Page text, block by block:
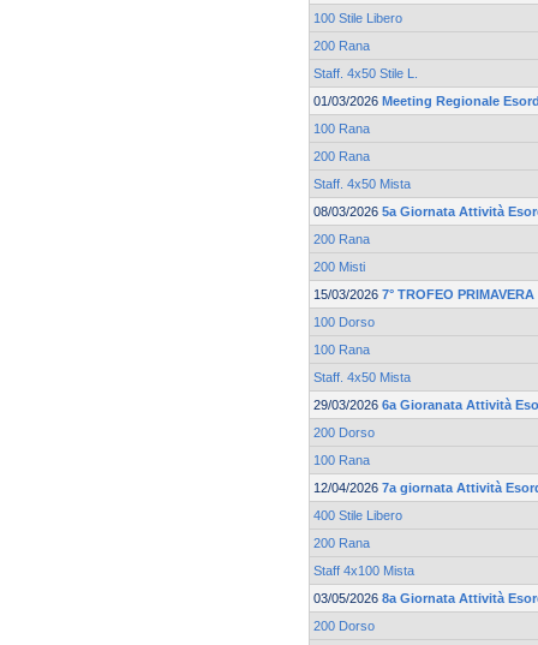
100 Stile Libero
200 Rana
Staff. 4x50 Stile L.
01/03/2026 Meeting Regionale
100 Rana
200 Rana
Staff. 4x50 Mista
08/03/2026 5a Giornata Attività
200 Rana
200 Misti
15/03/2026 7° TROFEO
100 Dorso
100 Rana
Staff. 4x50 Mista
29/03/2026 6a Gioranata Attività
200 Dorso
100 Rana
12/04/2026 7a giornata Attività
400 Stile Libero
200 Rana
Staff 4x100 Mista
03/05/2026 8a Giornata Attività
200 Dorso